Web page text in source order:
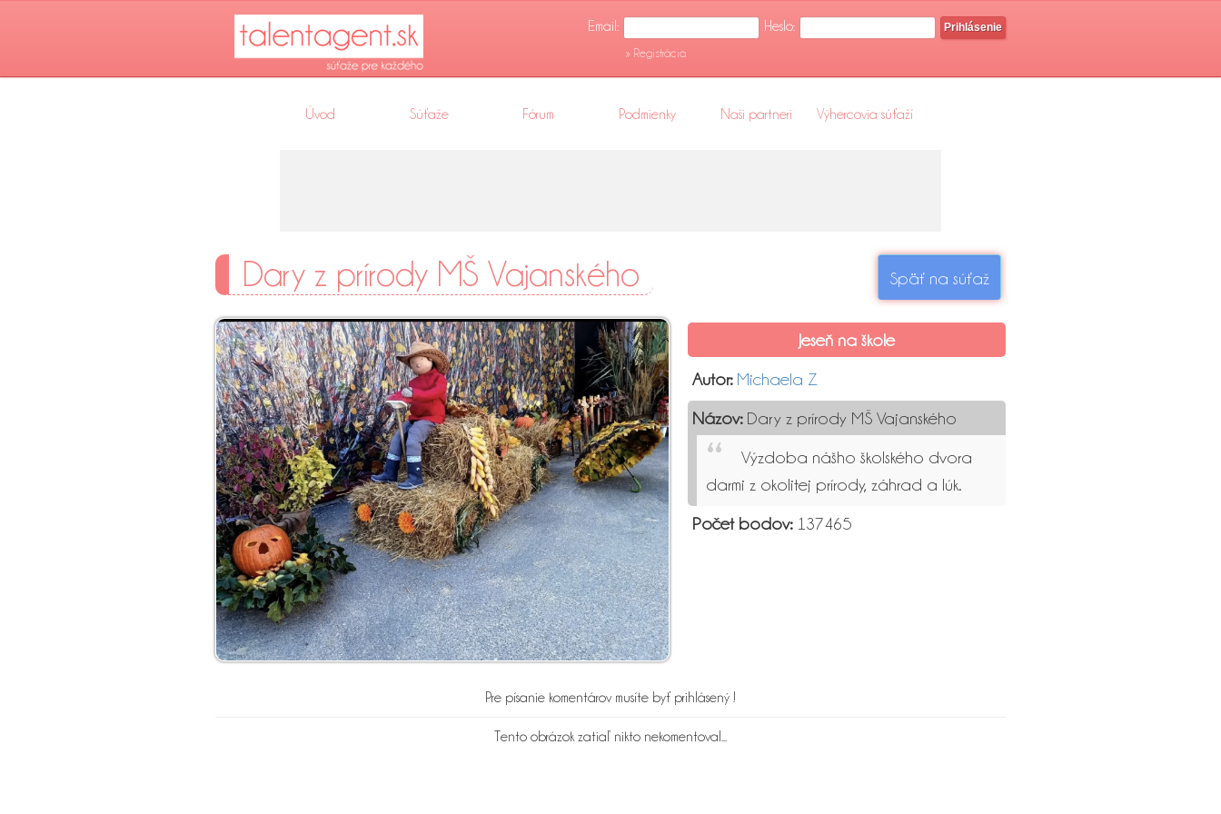
Email: Heslo:
Prihlásenie
» Registrácia
Úvod Súťaže Fórum Podmienky Naši partneri Výhercovia súťaží
Späť na súťaž
Dary z prírody MŠ Vajanského
Jeseň na škole
Autor: Michaela Z
Názov:Dary z prírody MŠ Vajanského
Výzdoba nášho školského dvora
darmi z okolitej prírody, záhrad a lúk.
Počet bodov:137465
Pre písanie komentárov musíte byť prihlásený !
Tento obrázok zatiaľ nikto nekomentoval...